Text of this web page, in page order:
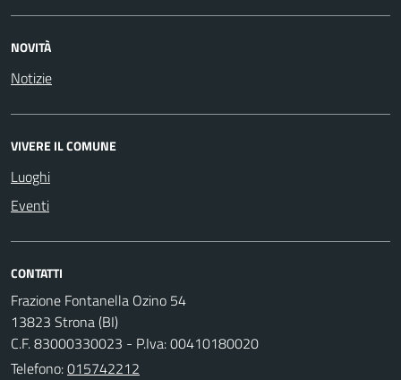
NOVITÀ
Notizie
VIVERE IL COMUNE
Luoghi
Eventi
CONTATTI
Frazione Fontanella Ozino 54
13823 Strona (BI)
C.F. 83000330023 - P.Iva: 00410180020
Telefono:015742212